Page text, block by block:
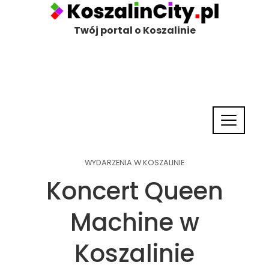
Twój portal o Koszalinie
WYDARZENIA W KOSZALINIE
Koncert Queen
Machine w
Koszalinie